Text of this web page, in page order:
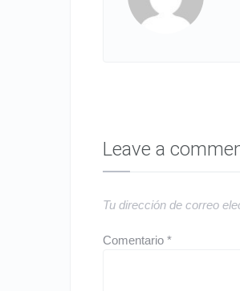
Leave a
Tu dirección de correo
Comentario *